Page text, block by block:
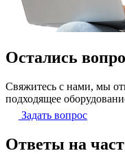
Остались
Свяжитесь с нами, мы
подходящее
Задать вопрос
Ответы на